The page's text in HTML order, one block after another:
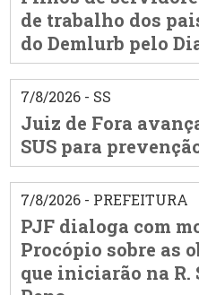
de trabalho dos
do Demlurb pelo
7/8/2026 - SS
Juiz de Fora
SUS para
7/8/2026 - PREFEITURA
PJF dialoga com
Procópio sobre as
que iniciarão na R.